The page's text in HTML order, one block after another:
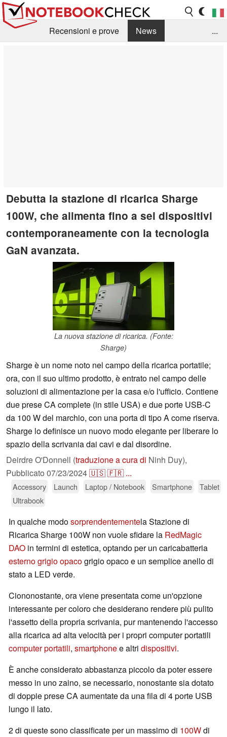
Recensioni e prove
News
...
Debutta la stazione di ricarica Sharge
100W, che alimenta fino a sei dispositivi
contemporaneamente con la tecnologia
GaN avanzata.
La nuova stazione di ricarica. (Fonte:
Sharge)
Sharge è un nome noto nel campo della ricarica portatile;
ora, con il suo ultimo prodotto, è entrato nel campo delle
soluzioni di alimentazione per la casa e/o l'ufficio. Contiene
due prese CA complete (in stile USA) e due porte USB-C
da 100 W del marchio, con una porta di tipo A come riserva.
Sharge lo definisce un nuovo modo elegante per liberare lo
spazio della scrivania dai cavi e dal disordine.
Deirdre O'Donnell (traduzione a cura di Ninh Duy),
Pubblicato 07/23/2024🇺🇸🇫🇷 ...
Accessory Launch Laptop / Notebook Smartphone
Tablet
Ultrabook
In qualche modosorprendentementela Stazione di
Ricarica Sharge 100W non vuole sfidare la RedMagic
DAO in termini di estetica, optando per un caricabatteria
esterno grigio opacogrigio opaco e un semplice anello di
stato a LED verde.
Ciononostante, ora viene presentata come un'opzione
interessante per coloro che desiderano rendere più pulito
l'assetto della propria scrivania, pur mantenendo l'accesso
alla ricarica ad alta velocità per i propri computer portatili
computer portatili, smartphonee altri dispositivi.
È anche considerato abbastanza piccolo da poter essere
messo in uno zaino, se necessario, nonostante sia dotato
di doppie prese CA aumentate da una fila di 4 porte USB
lungo il lato.
2 di queste sono classificate per un massimo di 100Wdi